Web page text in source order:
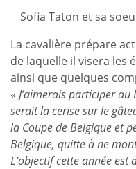
Sofia Taton et sa
La cavalière prépare
de laquelle il visera les
ainsi que quelques
« J’aimerais participer au
serait la cerise sur le
la Coupe de Belgique et
Belgique, quitte à ne
L’objectif cette année est